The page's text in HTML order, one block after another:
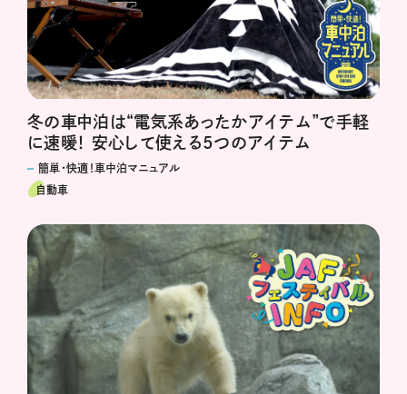
冬の車中泊は“電気系あったかアイテム”で手軽
に速暖！ 安心して使える5つのアイテム
簡単・快適！車中泊マニュアル
自動車